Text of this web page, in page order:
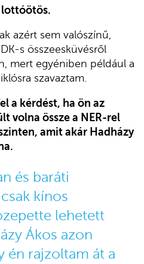
lottóötös.
azért sem valószínű,
s összeesküvésről
mert egyéniben például a
szavaztam.
a kérdést, ha ön az
volna össze a NER-rel
amit akár Hadházy
és baráti
kínos
lehetett
Ákos azon
én rajzoltam át a